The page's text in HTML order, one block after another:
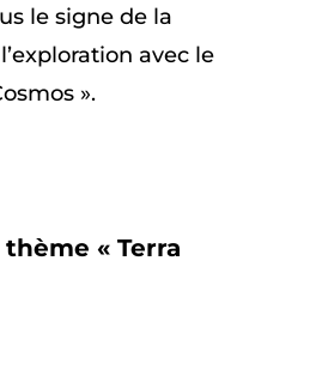
le signe de la
avec le
».
« Terra